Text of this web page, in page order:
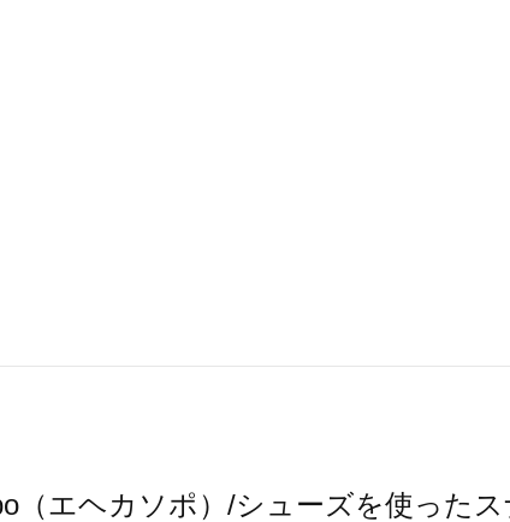
（エヘカソポ）/シューズを使った